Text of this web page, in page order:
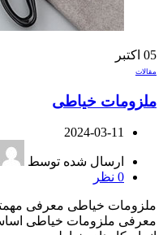
05 اکتبر
مقالات
ملزومات خیاطی
2024-03-11
ارسال شده توسط
0 نظر
ملزومات خیاطی معرفی
معرفی ملزومات خیاطی